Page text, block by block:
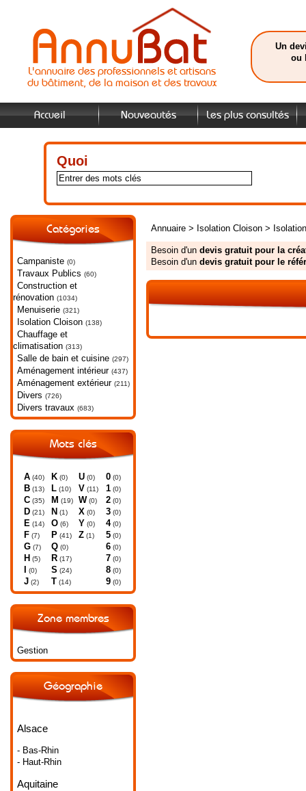
L'annuaire des professionnels et artisans
du bâtiment, de la maison et des travaux
Un
ou
Accueil Nouveautés Les plus consultés
Quoi
Catégories
Campaniste (0)
Travaux Publics (60)
Construction et
rénovation (1034)
Menuiserie (321)
Isolation Cloison (138)
Chauffage et
climatisation (313)
Salle de bain et cuisine (297)
Aménagement intérieur (437)
Aménagement extérieur (211)
Divers (726)
Divers travaux (683)
Mots clés
A (40)
B (13)
C (35)
D (21)
E (14)
F (7)
G (7)
H (5)
(0)
J (2)
K (0)
L (10)
M (19)
N (1)
O (6)
P (41)
Q (0)
R (17)
S (24)
T (14)
U (0)
V (11)
W (0)
X (0)
Y (0)
Z (1)
0 (0)
1 (0)
2 (0)
3 (0)
4(0)
5 (0)
6 (0)
7 (0)
8 (0)
9 (0)
Zone membres
Gestion
Géographie
Alsace
- Bas-Rhin
- Haut-Rhin
Aquitaine
Annuaire > Isolation Cloison >
Besoin d'un devis gratuit pour la
Besoin d'un devis gratuit pour le